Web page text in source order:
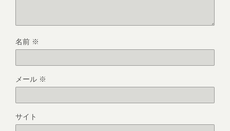
名前 ※
メール ※
サイト